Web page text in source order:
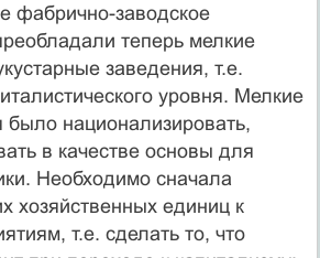
фабрично-заводское
теперь мелкие
заведения, т.е.
уровня. Мелкие
было национализировать,
в качестве основы для
Необходимо сначала
хозяйственных единиц к
т.е. сделать то, что